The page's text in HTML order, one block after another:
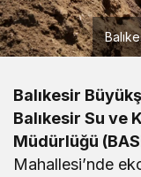
Balıkesir
Balıkesir Su ve
Müdürlüğü
Mahallesi’nde